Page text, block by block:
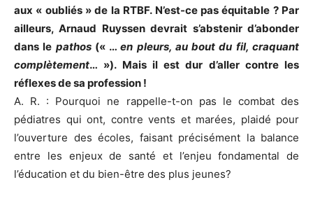
aux « oubliés » de la RTBF. N’est-ce pas équitable ? Par
ailleurs, Arnaud Ruyssen devrait s’abstenir d’abonder
dans le pathos(« …en pleurs, au bout du fil, craquant
complètement… »). Mais il est dur d’aller contre les
réflexes de sa profession !
A. R. : Pourquoi ne rappelle-t-on pas le combat des
pédiatres qui ont, contre vents et marées, plaidé pour
l’ouverture des écoles, faisant précisément la balance
entre les enjeux de santé et l’enjeu fondamental de
l’éducation et du bien-être des plus jeunes?